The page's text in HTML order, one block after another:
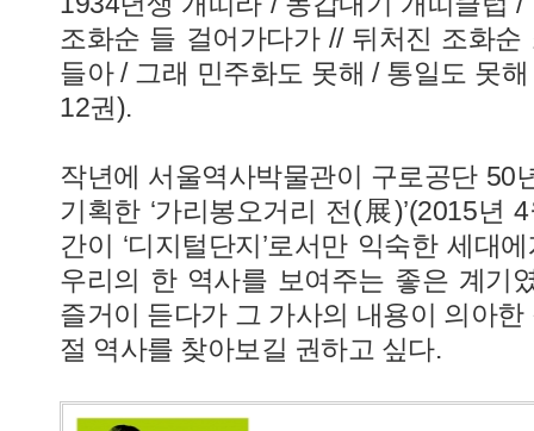
조화순 들 걸어가다가 // 뒤처진 조화
들아 / 그래 민주화도 못해 / 통일도 못해
12권).
작년에 서울역사박물관이 구로공단 50
기획한 ‘가리봉오거리 전(展)’(2015년
간이 ‘디지털단지’로서만 익숙한 세대
우리의 한 역사를 보여주는 좋은 계기
즐거이 듣다가 그 가사의 내용이 의아
절 역사를 찾아보길 권하고 싶다.